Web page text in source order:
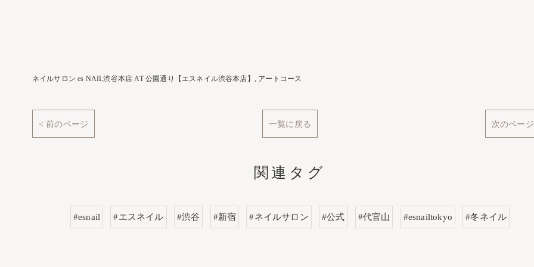
ネイルサロン es NAIL渋谷本店 AT 公園通り【エスネイル渋谷本店】 アートコース
< 前のページ 一覧に戻る 次のペー
関連タグ
#esnail #エスネイル #渋谷 #新宿 #ネイルサロン #公式 #代官山 #esnailtokyo #冬ネイル